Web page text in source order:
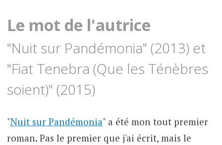
Le mot de l'autrice
"Nuit sur Pandémonia" (2013) et
"Fiat Tenebra (Que les Ténèbres
soient)" (2015)
"Nuit sur Pandémonia" a été mon tout premier
roman. Pas le premier que j'ai écrit, mais le